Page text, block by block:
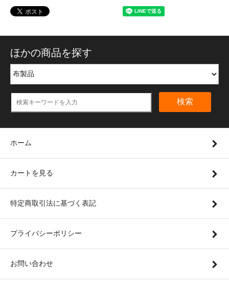
ほかの商品を探す
検索
ホーム
カートを見る
特定商取引法に基づく表記
プライバシーポリシー
お問い合わせ